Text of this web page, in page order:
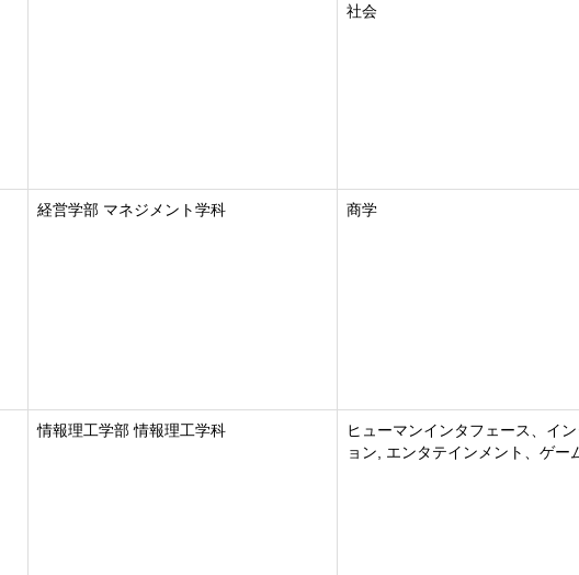
社会
経営学部 マネジメント学科 商学
情報理工学部 情報理工学科
ヒューマンインタフェース、イ
ョン, エンタテインメント、ゲー